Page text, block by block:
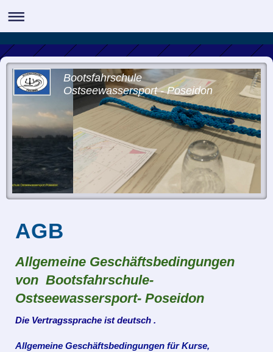
Bootsfahrschule
Ostseewassersport - Poseidon
AGB
Allgemeine Geschäftsbedingungen
von Bootsfahrschule-
Ostseewassersport- Poseidon
Die Vertragssprache ist deutsch .
Allgemeine Geschäftsbedingungen für Kurse,